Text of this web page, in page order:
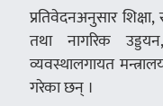
प्रतिवेदनअनुसार
तथा नागरिक
व्यवस्थालगायत
गरेका छन् ।